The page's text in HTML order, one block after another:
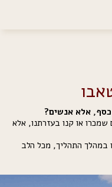
אלא אנשים?
או קנו בעזרתנו, אלא
במהלך התהליך, מכל הלב